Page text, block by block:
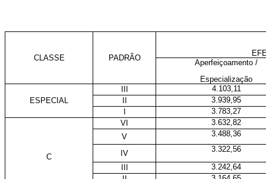
CLASSE PADRÃO
Aperfeiçoamento /
Especialização
ESPECIAL
4.103,11
3.939,95
3.783,27
C
VI
3.632,82
V
3.488,36
IV 3.322,56
3.242,64